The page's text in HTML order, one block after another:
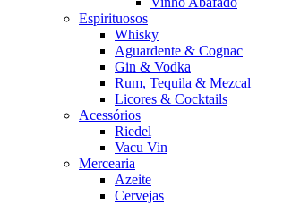
Espirituosos
Whisky
Aguardente & Cognac
Gin & Vodka
Rum, Tequila & Mezcal
Licores & Cocktails
Acessórios
Riedel
Vacu Vin
Mercearia
Azeite
Cervejas